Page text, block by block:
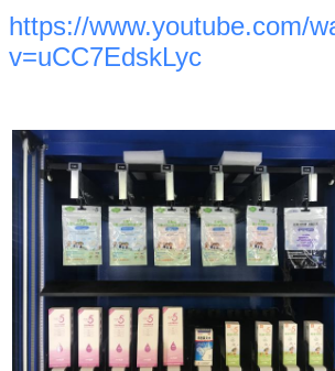
https://www.youtube.com/
v=uCC7EdskLyc